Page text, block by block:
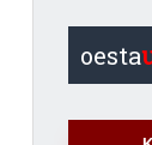
oesta